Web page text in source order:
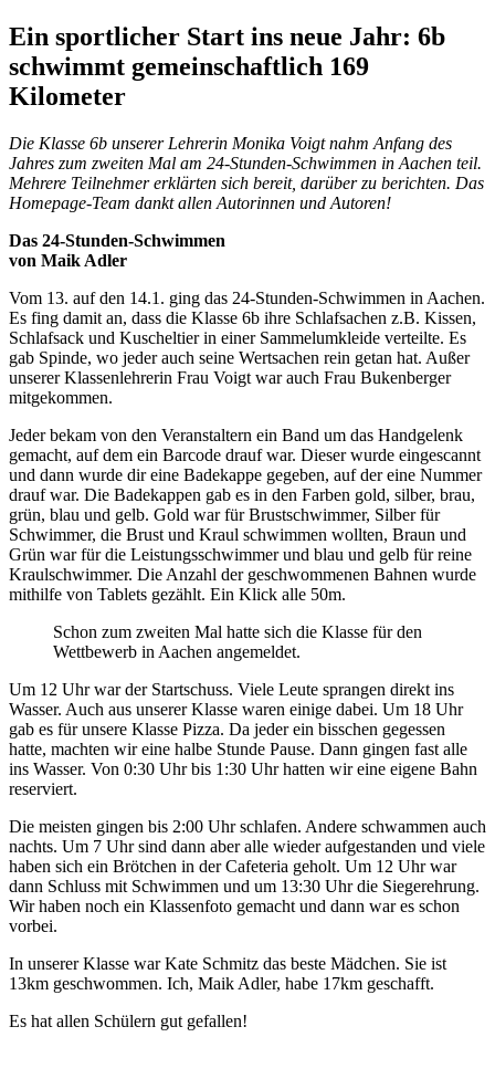
Ein sportlicher Start ins neue Jahr: 6b
schwimmt gemeinschaftlich 169
Kilometer
Die Klasse 6b unserer Lehrerin Monika Voigt nahm Anfang des
Jahres zum zweiten Mal am 24-Stunden-Schwimmen in Aachen teil.
Mehrere Teilnehmer erklärten sich bereit, darüber zu berichten. Das
Homepage-Team dankt allen Autorinnen und Autoren!
Das 24-Stunden-Schwimmen
von Maik Adler
Vom 13. auf den 14.1. ging das 24-Stunden-Schwimmen in Aachen.
Es fing damit an, dass die Klasse 6b ihre Schlafsachen z.B. Kissen,
Schlafsack und Kuscheltier in einer Sammelumkleide verteilte. Es
gab Spinde, wo jeder auch seine Wertsachen rein getan hat. Außer
unserer Klassenlehrerin Frau Voigt war auch Frau Bukenberger
mitgekommen.
Jeder bekam von den Veranstaltern ein Band um das Handgelenk
gemacht, auf dem ein Barcode drauf war. Dieser wurde eingescannt
und dann wurde dir eine Badekappe gegeben, auf der eine Nummer
drauf war. Die Badekappen gab es in den Farben gold, silber, brau,
grün, blau und gelb. Gold war für Brustschwimmer, Silber für
Schwimmer, die Brust und Kraul schwimmen wollten, Braun und
Grün war für die Leistungsschwimmer und blau und gelb für reine
Kraulschwimmer. Die Anzahl der geschwommenen Bahnen wurde
mithilfe von Tablets gezählt. Ein Klick alle 50m.
Schon zum zweiten Mal hatte sich die Klasse für den
Wettbewerb in Aachen angemeldet.
Um 12 Uhr war der Startschuss. Viele Leute sprangen direkt ins
Wasser. Auch aus unserer Klasse waren einige dabei. Um 18 Uhr
gab es für unsere Klasse Pizza. Da jeder ein bisschen gegessen
hatte, machten wir eine halbe Stunde Pause. Dann gingen fast alle
ins Wasser. Von 0:30 Uhr bis 1:30 Uhr hatten wir eine eigene Bahn
reserviert.
Die meisten gingen bis 2:00 Uhr schlafen. Andere schwammen auch
nachts. Um 7 Uhr sind dann aber alle wieder aufgestanden und viele
haben sich ein Brötchen in der Cafeteria geholt. Um 12 Uhr war
dann Schluss mit Schwimmen und um 13:30 Uhr die Siegerehrung.
Wir haben noch ein Klassenfoto gemacht und dann war es schon
vorbei.
In unserer Klasse war Kate Schmitz das beste Mädchen. Sie ist
13km geschwommen. Ich, Maik Adler, habe 17km geschafft.
Es hat allen Schülern gut gefallen!